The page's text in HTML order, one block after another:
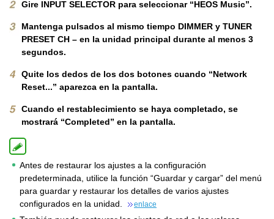
Gire INPUT SELECTOR para seleccionar “HEOS Music”.
Mantenga pulsados al mismo tiempo DIMMER y TUNER
PRESET CH – en la unidad principal durante al menos 3
segundos.
Quite los dedos de los dos botones cuando “Network
Reset...” aparezca en la pantalla.
Cuando el restablecimiento se haya completado, se
mostrará “Completed” en la pantalla.
Antes de restaurar los ajustes a la configuración
predeterminada, utilice la función “Guardar y cargar” del menú
para guardar y restaurar los detalles de varios ajustes
configurados en la unidad.
enlace